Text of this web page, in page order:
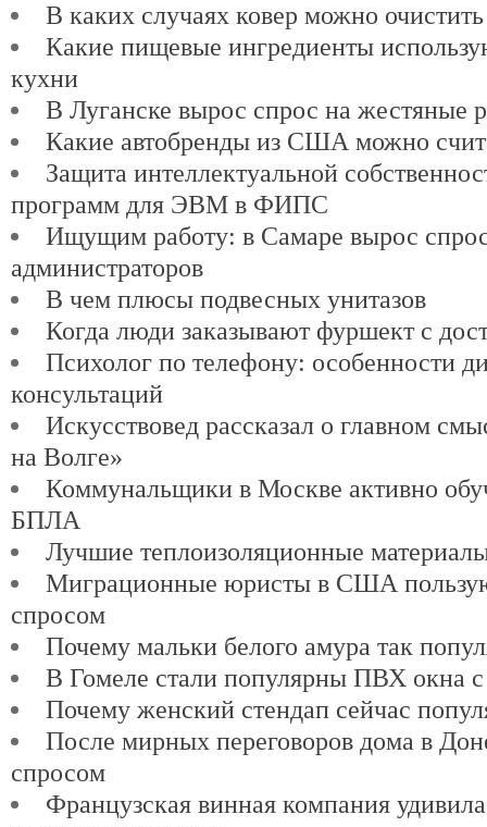
В каких случаях ковер можно
Какие пищевые ингредиенты
кухни
В Луганске вырос спрос на жестяные
Какие автобренды из США можно
Защита интеллектуальной
программ для ЭВМ в ФИПС
Ищущим работу: в Самаре вырос
администраторов
В чем плюсы подвесных унитазов
Когда люди заказывают фуршект с
Психолог по телефону: особенности
консультаций
Искусствовед рассказал о главном
на Волге»
Коммунальщики в Москве активно
БПЛА
Лучшие теплоизоляционные
Миграционные юристы в США
спросом
Почему мальки белого амура так
В Гомеле стали популярны ПВХ окна с
Почему женский стендап сейчас
После мирных переговоров дома в
спросом
Французская винная компания